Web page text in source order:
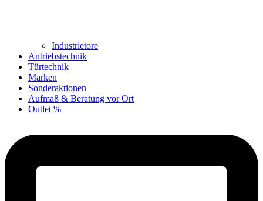
Industrietore
Antriebstechnik
Türtechnik
Marken
Sonderaktionen
Aufmaß & Beratung vor Ort
Outlet %